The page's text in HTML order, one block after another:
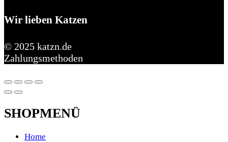
Wir lieben Katzen
© 2025 katzn.de
Zahlungsmethoden
SHOPMENÜ
Home